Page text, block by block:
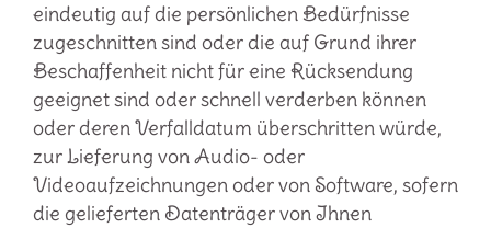
eindeutig auf die persönlichen Bedürfnisse
zugeschnitten sind oder die auf Grund ihrer
Beschaffenheit nicht für eine Rücksendung
geeignet sind oder schnell verderben können
oder deren Verfalldatum überschritten würde,
zur Lieferung von Audio- oder
Videoaufzeichnungen oder von Software, sofern
die gelieferten Datenträger von Ihnen